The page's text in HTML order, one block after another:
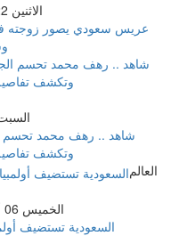
الاثنين 22 يوليو 2024 01:56 صباحاً
عريس سعودي يصور زوجته في
السبت 30 مايو 2026 01:23
شاهد .. رهف محمد تحسم
وتكشف
العالم
الخميس 06 أغسطس 2026 02:52 صباحاً
السعودية تستضيف